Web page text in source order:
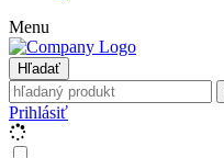
Menu
Hľadať
Prihlásiť